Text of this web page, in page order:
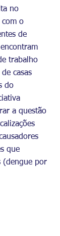
no
com o
de
trabalho
casas
do
a questão
que
(dengue por